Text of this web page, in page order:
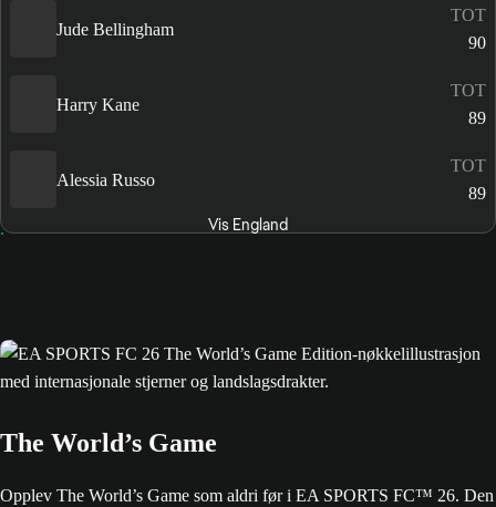
Jude Bellingham
TOT
90
Harry Kane
TOT
89
Alessia Russo
TOT
89
Vis England
The World’s Game
Opplev The World’s Game som aldri før i EA SPORTS FC™ 26. Den